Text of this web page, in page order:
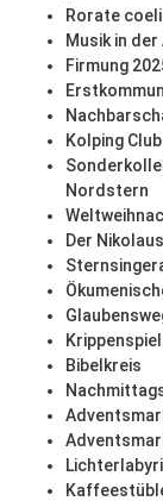
Rorate
Musik in
Firmung
Kolping
Nordstern
Der
Bibelkreis